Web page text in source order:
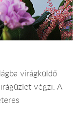
virágküldő
végzi. A